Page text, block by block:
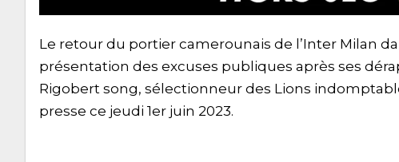
Le retour du portier camerounais de l’Inter Milan
présentation des excuses publiques après ses
Rigobert song, sélectionneur des Lions
presse ce jeudi 1er juin 2023.